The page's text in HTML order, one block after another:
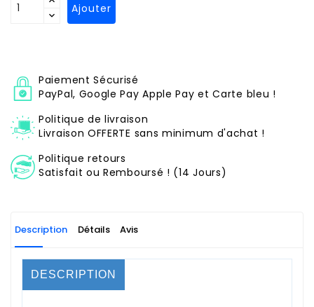
Ajouter
Paiement Sécurisé
PayPal, Google Pay Apple Pay et Carte bleu !
Politique de livraison
Livraison OFFERTE sans minimum d'achat !
Politique retours
Satisfait ou Remboursé ! (14 Jours)
Description Détails Avis
DESCRIPTION